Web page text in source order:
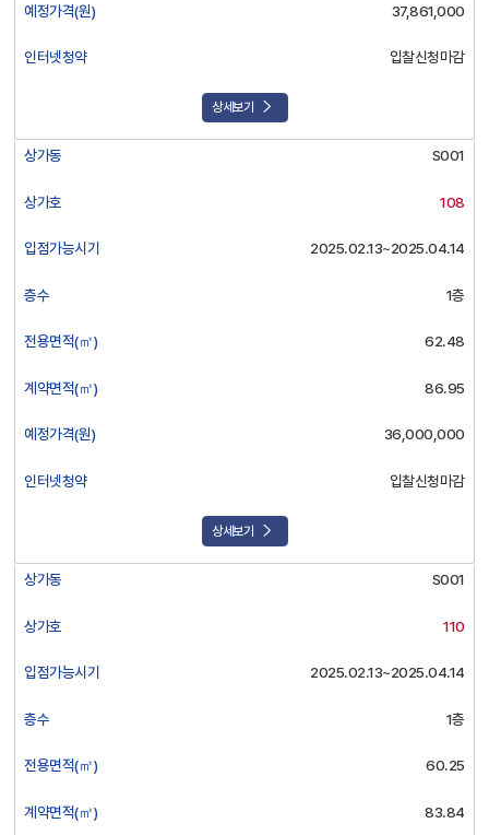
예정가격(원) 37,861,000
인터넷청약 입찰신청마감
상세보기
상가동 S001
상가호 108
입점가능시기 2025.02.13~2025.04.14
층수 1층
전용면적(㎡) 62.48
계약면적(㎡) 86.95
예정가격(원) 36,000,000
인터넷청약 입찰신청마감
상세보기
상가동 S001
상가호 110
입점가능시기 2025.02.13~2025.04.14
층수 1층
전용면적(㎡) 60.25
계약면적(㎡) 83.84